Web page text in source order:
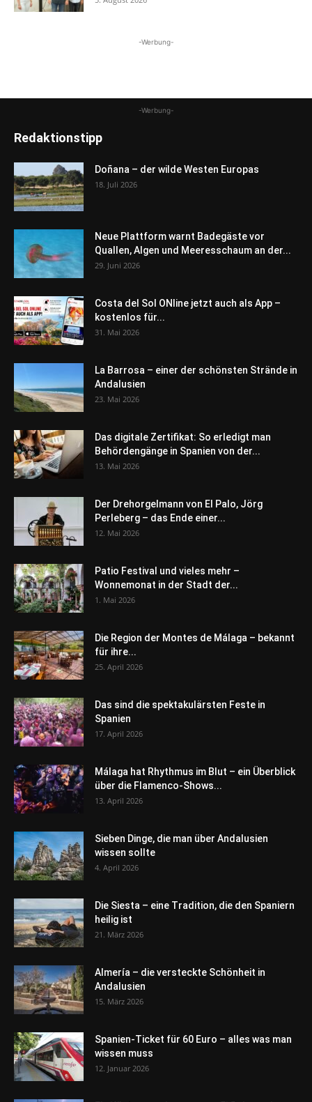
-Werbung-
-Werbung-
Redaktionstipp
Doñana – der wilde Westen Europas
18. Juli 2026
Neue Plattform warnt Badegäste vor
Quallen, Algen und Meeresschaum an der...
29. Juni 2026
Costa del Sol ONline jetzt auch als App –
kostenlos für...
31. Mai 2026
La Barrosa – einer der schönsten Strände in
Andalusien
23. Mai 2026
Das digitale Zertifikat: So erledigt man
Behördengänge in Spanien von der...
13. Mai 2026
Der Drehorgelmann von El Palo, Jörg
Perleberg – das Ende einer...
12. Mai 2026
Patio Festival und vieles mehr –
Wonnemonat in der Stadt der...
1. Mai 2026
Die Region der Montes de Málaga – bekannt
für ihre...
25. April 2026
Das sind die spektakulärsten Feste in
Spanien
17. April 2026
Málaga hat Rhythmus im Blut – ein Überblick
über die Flamenco-Shows...
13. April 2026
Sieben Dinge, die man über Andalusien
wissen sollte
4. April 2026
Die Siesta – eine Tradition, die den Spaniern
heilig ist
21. März 2026
Almería – die versteckte Schönheit in
Andalusien
15. März 2026
Spanien-Ticket für 60 Euro – alles was man
wissen muss
12. Januar 2026